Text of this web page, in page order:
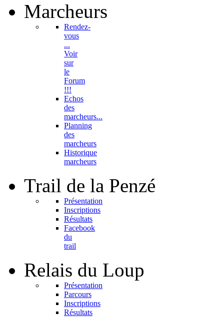
Marcheurs
Rendez-
vous
...
Voir
sur
le
Forum
!!!
Echos
des
marcheurs...
Planning
des
marcheurs
Historique
marcheurs
Trail de la Penzé
Présentation
Inscriptions
Résultats
Facebook
du
trail
Relais du Loup
Présentation
Parcours
Inscriptions
Résultats